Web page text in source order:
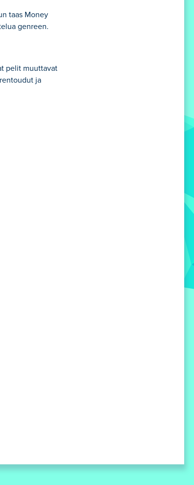
taas Money
genreen.
pelit muuttavat
ja